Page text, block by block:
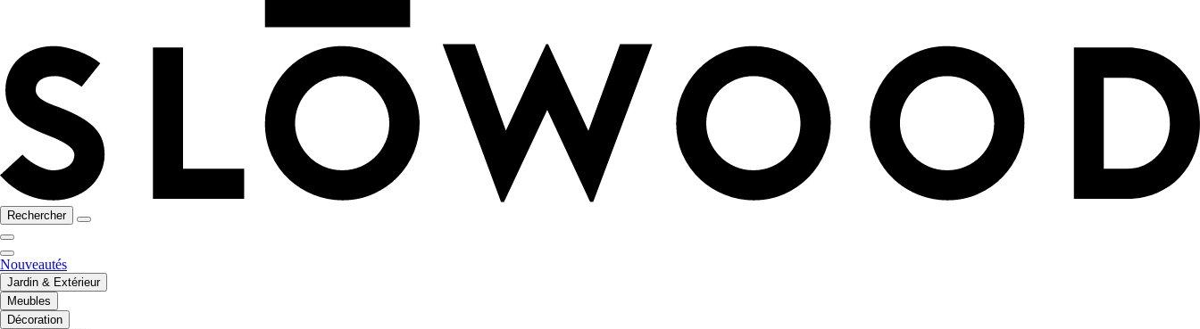
Rechercher
Nouveautés
Jardin & Extérieur
Meubles
Décoration